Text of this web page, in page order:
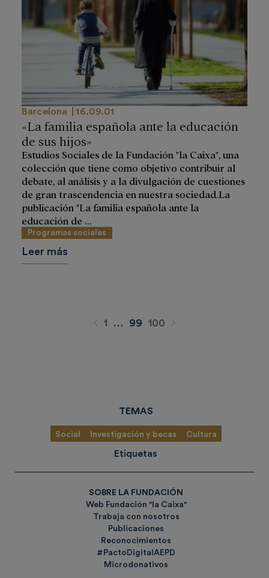
Barcelona 16.09.01
«La familia española ante la educación
de sus hijos»
Estudios Sociales de la Fundación "la Caixa", una
colección que tiene como objetivo contribuir al
debate, al análisis y a la divulgación de cuestiones
de gran trascendencia en nuestra sociedad.La
publicación "La familia española ante la
educación de ...
Programas sociales
Leer más
Anterior
1 … 99 100 Siguiente
TEMAS
Social Investigación y becas Cultura
Etiquetas
SOBRE LA FUNDACIÓN
Web Fundación "la Caixa"
Trabaja con nosotros
Publicaciones
Reconocimientos
#PactoDigitalAEPD
Microdonativos